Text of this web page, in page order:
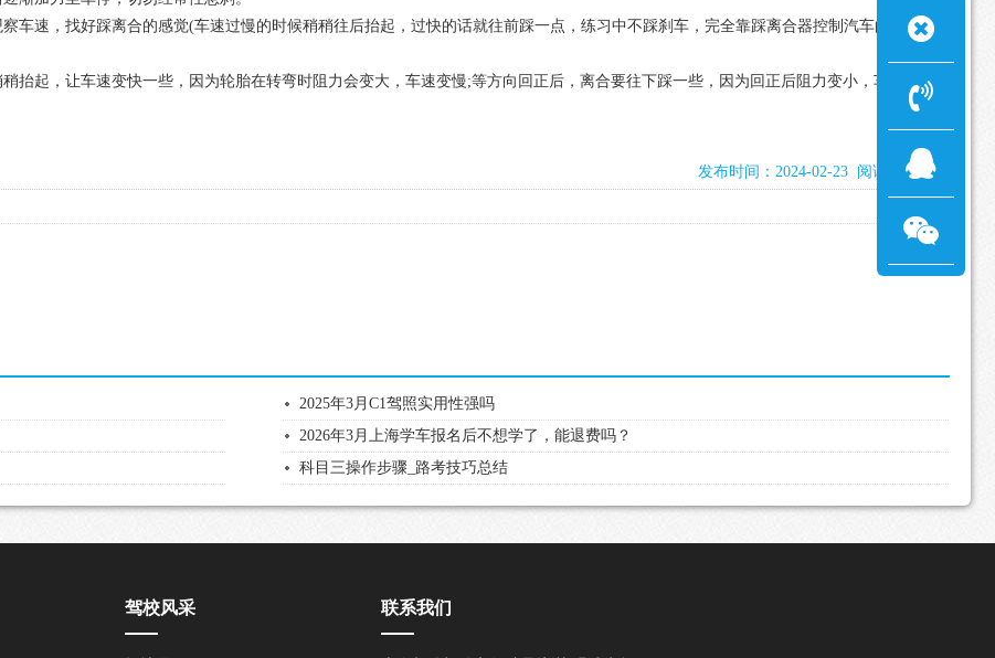
车速，找好踩离合的感觉(车速过慢的时候稍稍往后抬起，过快的话就往前踩一点，练习中不踩刹车，完全靠踩离合器控制汽车的起步和
抬起，让车速变快一些，因为轮胎在转弯时阻力会变大，车速变慢;等方向回正后，离合要往下踩一些，因为回正后阻力变小，车子会跑
发布时间：2024-02-23 阅读：2212次
2025年3月C1驾照实用性强吗
2026年3月上海学车报名后不想学了，能退费吗？
科目三操作步骤_路考技巧总结
驾校风采 联系我们